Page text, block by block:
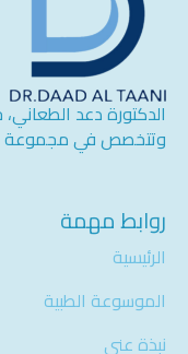
الدكتورة دعد
وتتخصص في مجموعة
روابط مهمة
الرئيسية
الموسوعة الطبية
نبذة عني